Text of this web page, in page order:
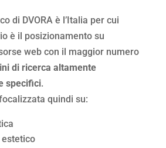
di DVORA è l’Italia per cui
è il posizionamento su
web con il maggior numero
di ricerca altamente
specifici.
quindi su: